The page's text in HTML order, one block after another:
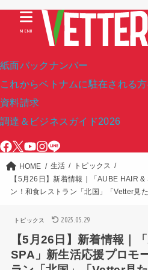
紙面バックナンバー
これからベトナムに駐在される
資料請求
調達＆ビジネスガイド2026
MENU
HOME 生活
トピックス
【5月26日】新着情報｜「AUBE HAIR
ン！和食レストラン「北国」「Vetter見
トピックス 2025.05.29
【5月26日】新着情報｜
SPA」新生活応援プロモ